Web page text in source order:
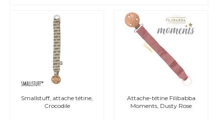
Smallstuff, attache tétine,
Crocodile
Attache-tétine Filibabba
Moments, Dusty Rose